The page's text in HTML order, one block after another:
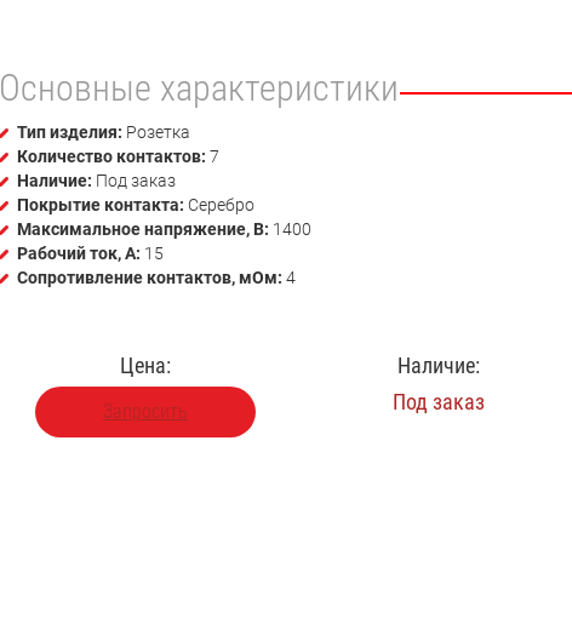
Основные характеристики
Тип изделия: Розетка
Количество контактов: 7
Наличие: Под заказ
Покрытие контакта: Серебро
Максимальное напряжение, В: 1400
Рабочий ток, А: 15
Сопротивление контактов, мОм: 4
Цена:
Запросить
Наличие:
Под заказ